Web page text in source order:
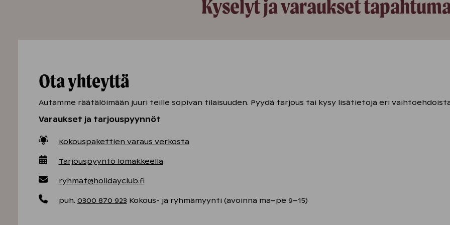
Kyselyt ja varaukset
Ota yhteyttä
Autamme räätälöimään juuri teille sopivan tilaisuuden. Pyydä tarjous tai kysy lisätietoja eri
Varaukset ja tarjouspyynnöt
Kokouspakettien varaus verkosta
Tarjouspyyntö lomakkeella
ryhmat@holidayclub.fi
puh. 0300 870 923 Kokous- ja ryhmämyynti (avoinna ma–pe 9–15)